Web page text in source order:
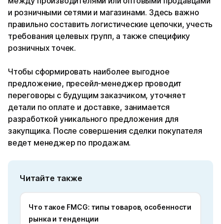
и розничными сетями и магазинами. Здесь важно
правильно составить логистические цепочки, учесть
требования целевых групп, а также специфику
розничных точек.
Чтобы сформировать наиболее выгодное
предложение, пресейл-менеджер проводит
переговоры с будущим заказчиком, уточняет
детали по оплате и доставке, занимается
разработкой уникального предложения для
закупщика. После совершения сделки покупателя
ведет менеджер по продажам.
Читайте также
Что такое FMCG: типы товаров, особенности
рынка и тенденции